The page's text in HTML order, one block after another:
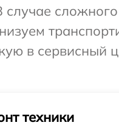
случае
в сервисный
техники